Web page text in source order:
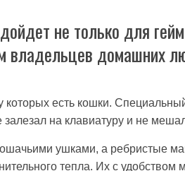
не только для
владельцев домашних
которых есть кошки.
на клавиатуру и не
ушками, а ребристые
тепла. Их с удобством